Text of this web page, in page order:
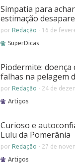
Simpatia para
estimação
por Redação - 16 de
SuperDicas
Piodermite: doença
falhas na pelagem
por Redação - 24 de
Artigos
Curioso e
Lulu da Pomerânia
por Redação - 27 de
Artigos